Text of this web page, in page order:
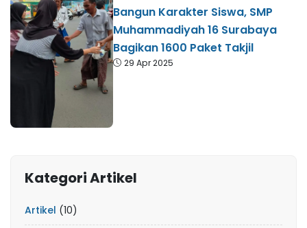
Bangun Karakter Siswa, SMP
Muhammadiyah 16 Surabaya
Bagikan 1600 Paket Takjil
29 Apr 2025
Kategori Artikel
Artikel (10)